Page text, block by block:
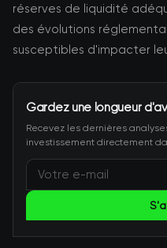
réserves de liquidité
des évolutions
susceptibles d'impacter
Gardez une longueur
Recevez les dernières
investissement directement